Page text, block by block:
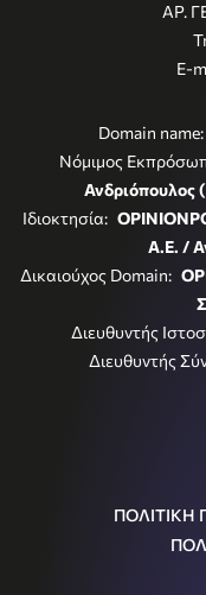
ΑΡ.
E-
Domain name:
Νόμιμος
Ανδριόπουλος
Ιδιοκτησία:
Α.Ε. /
Δικαιούχος Domain:
Διευθυντής
Διευθυντής